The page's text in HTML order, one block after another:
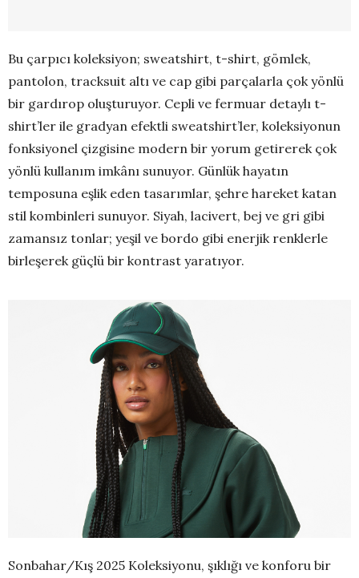
Bu çarpıcı koleksiyon; sweatshirt, t-shirt, gömlek,
pantolon, tracksuit altı ve cap gibi parçalarla çok yönlü
bir gardırop oluşturuyor. Cepli ve fermuar detaylı t-
shirt’ler ile gradyan efektli sweatshirt’ler, koleksiyonun
fonksiyonel çizgisine modern bir yorum getirerek çok
yönlü kullanım imkânı sunuyor. Günlük hayatın
temposuna eşlik eden tasarımlar, şehre hareket katan
stil kombinleri sunuyor. Siyah, lacivert, bej ve gri gibi
zamansız tonlar; yeşil ve bordo gibi enerjik renklerle
birleşerek güçlü bir kontrast yaratıyor.
Sonbahar/Kış 2025 Koleksiyonu, şıklığı ve konforu bir